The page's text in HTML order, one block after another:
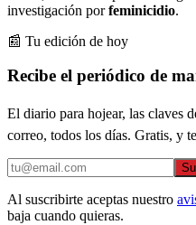
investigación porfeminicidio.
📰 Tu edición de hoy
Recibe el periódico de
El diario para hojear, las claves
correo, todos los días. Gratis, y
Al suscribirte aceptas nuestro
baja cuando quieras.